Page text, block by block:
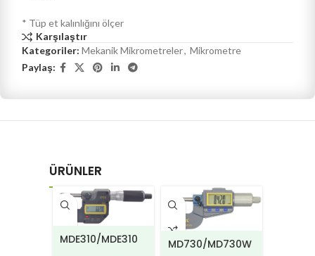
* Tüp et kalınlığını ölçer
Karşılaştır
Kategoriler: Mekanik Mikrometreler, Mikrometre
Paylaş:
ÜRÜNLER
MDE310/MDE310
MD730/MD730W